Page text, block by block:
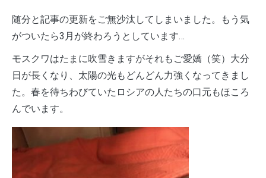
随分と記事の更新をご無沙汰してしまいました。もう気
がついたら3月が終わろうとしています…
モスクワはたまに吹雪きますがそれもご愛嬌（笑）大分
日が長くなり、太陽の光もどんどん力強くなってきまし
た。春を待ちわびていたロシアの人たちの口元もほころ
んでいます。